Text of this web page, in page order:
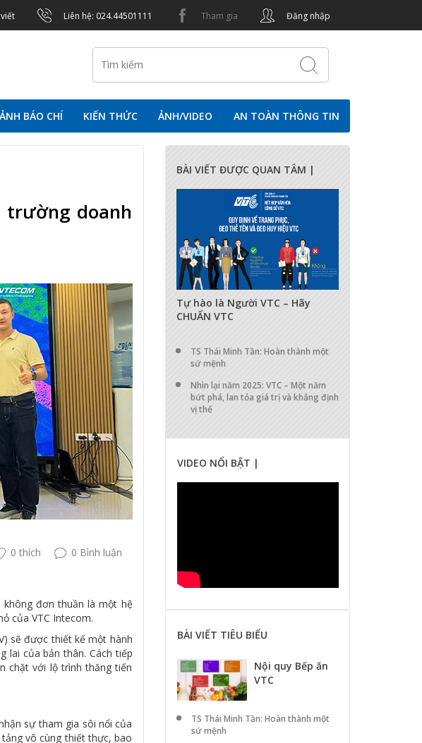
Liên hệ: 024.44501111 Tham gia Đăng nhập
BÁO CHÍ KIẾN THỨC ẢNH/VIDEO AN TOÀN THÔNG TIN
trường doanh
0 thích 0 Bình luận
không đơn thuần là một hệ
của VTC Intecom.
sẽ được thiết kế một hành
lai của bản thân. Cách tiếp
chặt với lộ trình thăng tiến
sự tham gia sôi nổi của
vô cùng thiết thực, bao
BÀI VIẾT ĐƯỢC QUAN TÂM |
Tự hào là Người VTC – Hãy
CHUẨN VTC
TS Thái Minh Tần: Hoàn thành một
sứ mệnh
Nhìn lại năm 2025: VTC – Một năm
bứt phá, lan tỏa giá trị và khẳng định
vị thế
VIDEO NỔI BẬT |
BÀI VIẾT TIÊU BIỂU
Nội quy Bếp ăn
VTC
TS Thái Minh Tần: Hoàn thành một
sứ mệnh